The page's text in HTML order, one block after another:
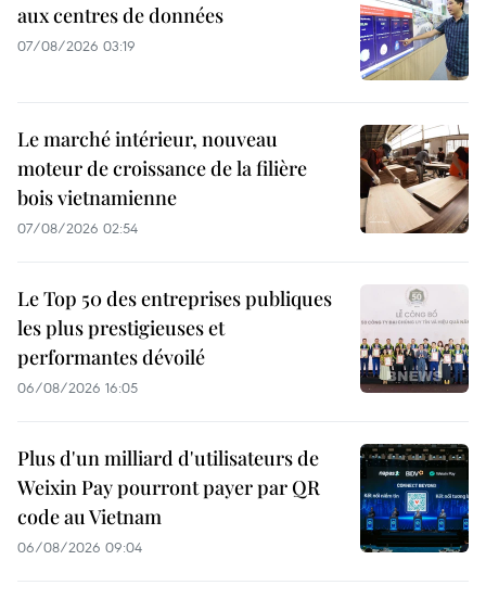
aux centres de données
07/08/2026 03:19
Le marché intérieur, nouveau
moteur de croissance de la filière
bois vietnamienne
07/08/2026 02:54
Le Top 50 des entreprises publiques
les plus prestigieuses et
performantes dévoilé
06/08/2026 16:05
Plus d'un milliard d'utilisateurs de
Weixin Pay pourront payer par QR
code au Vietnam
06/08/2026 09:04